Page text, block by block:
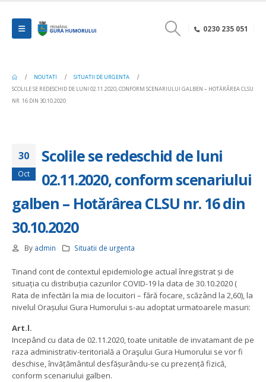
0230 235 051
NOUTATI
SITUATII DE URGENTA
SCOLILE SE REDESCHID DE LUNI 02.11.2020, CONFORM SCENARIULUI GALBEN – HOTĂRÂREA CLSU
NR. 16 DIN 30.10.2020
30
Oct
Scolile se redeschid de luni
02.11.2020, conform scenariului
galben – Hotărârea CLSU nr. 16 din
30.10.2020
By admin Situatii de urgenta
Tinand cont de contextul epidemiologie actual înregistrat și de
situația cu distribuția cazurilor COVID-19 la data de 30.10.2020 (
Rata de infectări la mia de locuitori – fără focare, scăzând la 2,60), la
nivelul Orașului Gura Humorului s-au adoptat urmatoarele masuri:
Art.l.
Incepând cu data de 02.11.2020, toate unitatile de invatamant de pe
raza administrativ-teritorială a Oraşului Gura Humorului se vor fi
deschise, învățământul desfășurându-se cu prezență fizică,
conform scenariului galben.